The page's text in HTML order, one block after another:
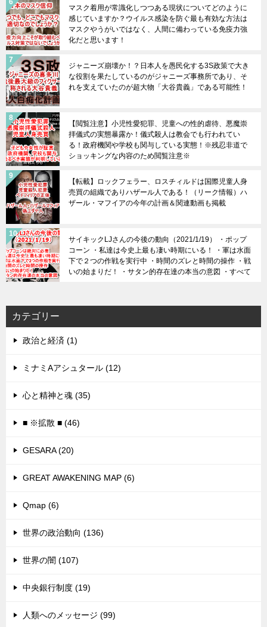
マスク着用が常識化しつつある現状についてどのように
感じていますか？ウイルス感染を防ぐ最も有効な方法は
マスクやうがいではなく、人間に備わっている免疫力強
化だと思います！
ジャニーズ崩壊か！？日本人を愚民化する3S政策で大き
な役割を果たしているのがジャニーズ事務所であり、そ
れを支えていたのが超大物「大谷貴義」である可能性！
【閲覧注意】小児性愛犯罪、児童への性的虐待、悪魔崇
拝儀式の実態暴露か！儀式殺人は教会でも行われてい
る！政府機関や学校も関与している実態！※残忍非道で
ショッキングな内容のため閲覧注意※
【転載】ロックフェラー、ロスチィルドは国際児童人身
売買の組織でありハザール人である！（リーク情報）ハ
ザール・マフイアの今年の計画＆関連動画も掲載
サイキックLJさんの今後の動向（2021/1/19） ・ポップ
コーン ・私達は今史上最も凄い時期にいる！ ・軍は水面
下で２つの作戦を実行中 ・時間のズレと時間の操作 ・戦
いの始まりだ！ ・サタン的存在達の本当の意図 ・すべて
カテゴリー
政治と経済 (1)
ミナミAアシュタール (12)
心と精神と魂 (35)
■ ※拡散 ■ (46)
GESARA (20)
GREAT AWAKENING MAP (6)
Qmap (6)
世界の政治動向 (136)
世界の闇 (107)
中央銀行制度 (19)
人類へのメッセージ (99)